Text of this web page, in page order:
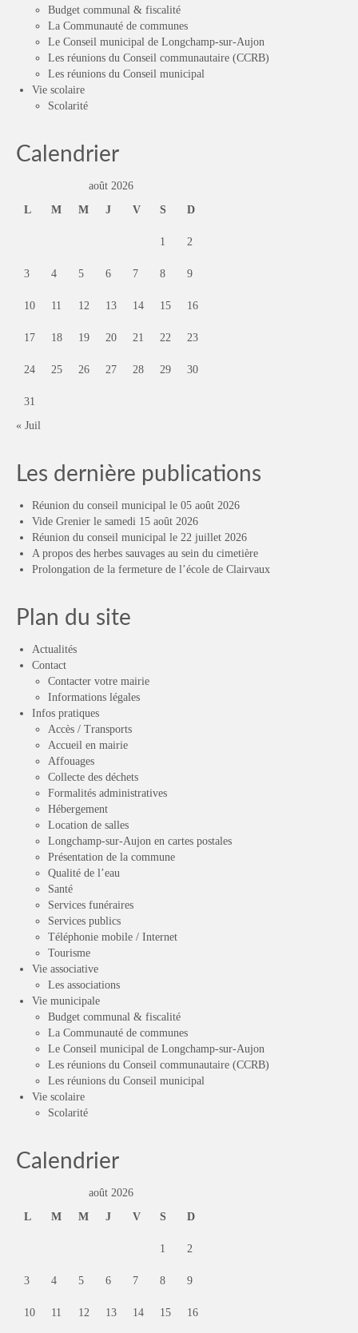
Budget communal & fiscalité
La Communauté de communes
Le Conseil municipal de Longchamp-sur-Aujon
Les réunions du Conseil communautaire (CCRB)
Les réunions du Conseil municipal
Vie scolaire
Scolarité
Calendrier
août 2026
L
M M J V S D
1 2
3 4 5 6 7 8 9
10 11 12 13 14 15 16
17 18 19 20 21 22 23
24 25 26 27 28 29 30
31
« Juil
Les dernière publications
Réunion du conseil municipal le 05 août 2026
Vide Grenier le samedi 15 août 2026
Réunion du conseil municipal le 22 juillet 2026
A propos des herbes sauvages au sein du cimetière
Prolongation de la fermeture de l’école de Clairvaux
Plan du site
Actualités
Contact
Contacter votre mairie
Informations légales
Infos pratiques
Accès / Transports
Accueil en mairie
Affouages
Collecte des déchets
Formalités administratives
Hébergement
Location de salles
Longchamp-sur-Aujon en cartes postales
Présentation de la commune
Qualité de l’eau
Santé
Services funéraires
Services publics
Téléphonie mobile / Internet
Tourisme
Vie associative
Les associations
Vie municipale
Budget communal & fiscalité
La Communauté de communes
Le Conseil municipal de Longchamp-sur-Aujon
Les réunions du Conseil communautaire (CCRB)
Les réunions du Conseil municipal
Vie scolaire
Scolarité
Calendrier
août 2026
L
M M J V S D
1 2
3 4 5 6 7 8 9
10 11 12 13 14 15 16